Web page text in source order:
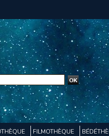
FILMOTHÈQUE